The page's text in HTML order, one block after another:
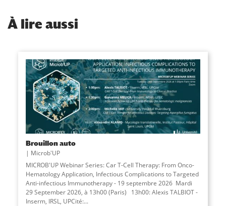
À lire aussi
Brouillon auto
Microb'UP
MICROB'UP Webinar Series: Car T-Cell Therapy: From Onco-
Hematology Application, Infectious Complications to Targeted
Anti-infectious Immunotherapy - 19 septembre 2026 Mardi
29 September 2026, à 13h00 (Paris) 13h00: Alexis TALBIOT -
Inserm, IRSL, UPCité:...